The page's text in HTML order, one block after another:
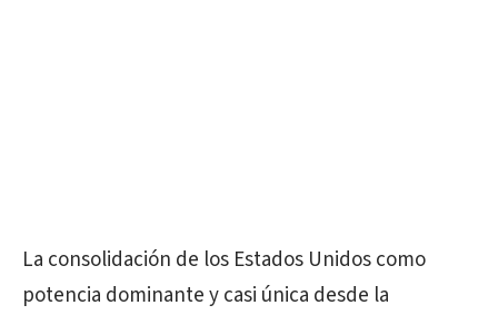
La consolidación de los Estados Unidos como
potencia dominante y casi única desde la